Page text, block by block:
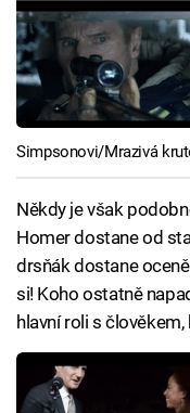
Simpsonovi/Mrazivá
Někdy je však
Homer dostane od
drsňák dostane
si! Koho ostatně
hlavní roli s